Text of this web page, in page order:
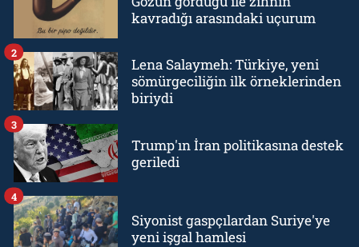
kavradığı arasındaki uçurum
Lena Salaymeh: Türkiye, yeni
sömürgeciliğin ilk örneklerinden
biriydi
2
Trump'ın İran politikasına destek
geriledi
3
Siyonist gaspçılardan Suriye'ye
yeni işgal hamlesi
4